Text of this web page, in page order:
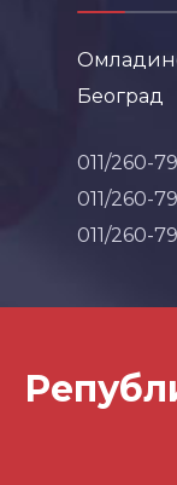
Београд
011/260-
011/260-
011/260-